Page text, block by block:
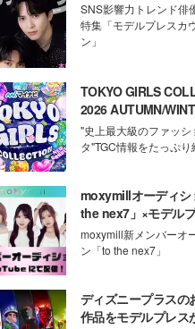
SNS影響力トレンド俳
特集「モデルプレスカ
ン」
TOKYO GIRLS
2026 AUTUMN/
デルプレス
"史上最大級のファッシ
タ"TGC情報をたっぷり
moxymillオーディシ
the nex7」×モデル
moxymill新メンバーオ
ン「to the nex7」
ディズニープラスの
作品をモデルプレス